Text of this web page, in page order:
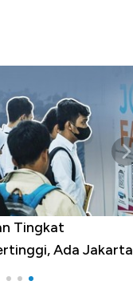
Tingkat
Ada Jakarta